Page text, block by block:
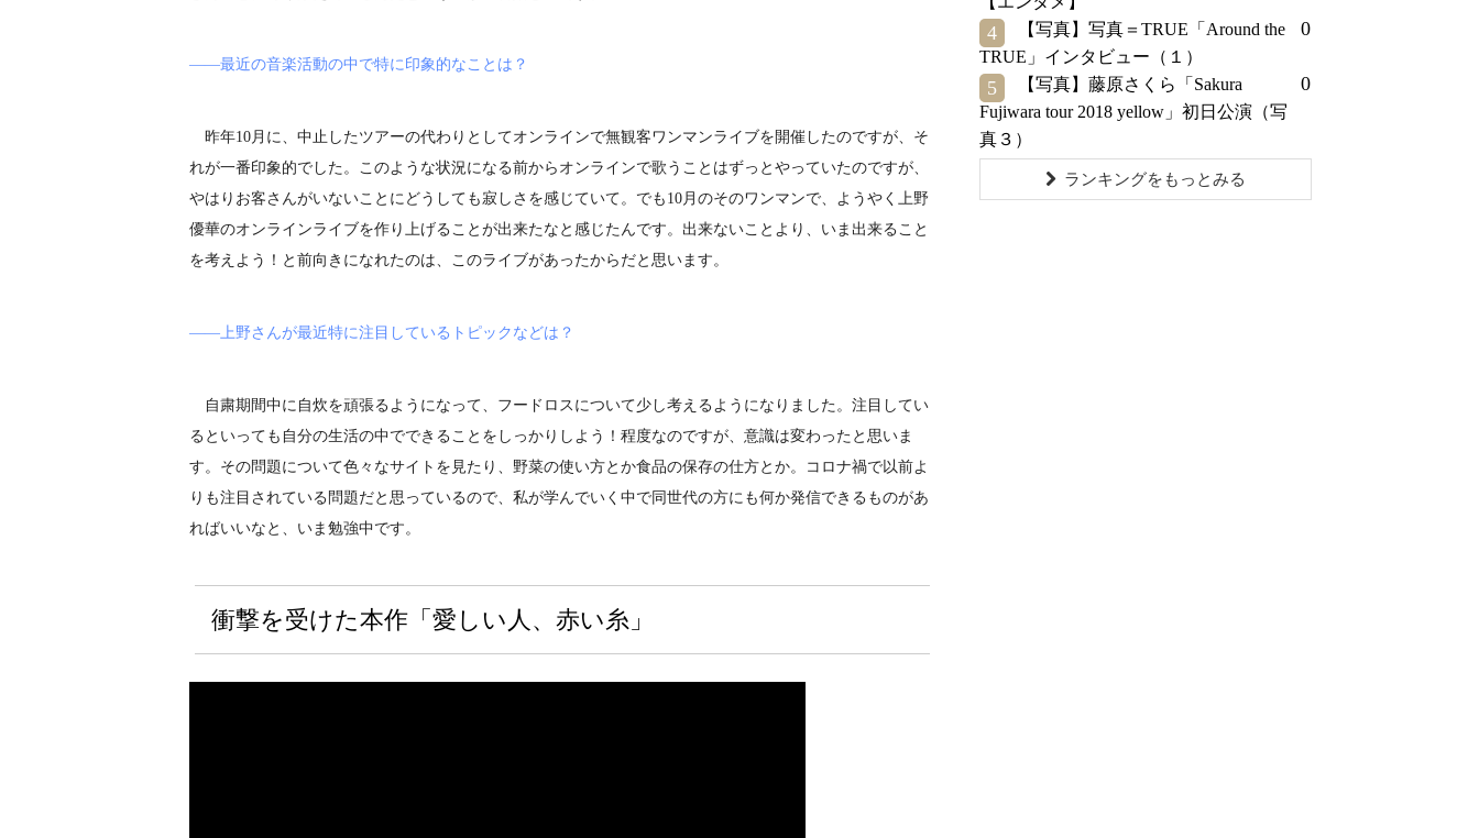
――最近の音楽活動の中で特に印象的なことは？
昨年10月に、中止したツアーの代わりとしてオンラインで無観客ワンマンライブを開催したのですが、そ
れが一番印象的でした。このような状況になる前からオンラインで歌うことはずっとやっていたのですが、
やはりお客さんがいないことにどうしても寂しさを感じていて。でも10月のそのワンマンで、ようやく上野
優華のオンラインライブを作り上げることが出来たなと感じたんです。出来ないことより、いま出来ること
を考えよう！と前向きになれたのは、このライブがあったからだと思います。
――上野さんが最近特に注目しているトピックなどは？
自粛期間中に自炊を頑張るようになって、フードロスについて少し考えるようになりました。注目してい
るといっても自分の生活の中でできることをしっかりしよう！程度なのですが、意識は変わったと思いま
す。その問題について色々なサイトを見たり、野菜の使い方とか食品の保存の仕方とか。コロナ禍で以前よ
りも注目されている問題だと思っているので、私が学んでいく中で同世代の方にも何か発信できるものがあ
ればいいなと、いま勉強中です。
衝撃を受けた本作「愛しい人、赤い糸」
4
【写真】写真＝TRUE「Around the
TRUE」インタビュー（１）
0
5
【写真】藤原さくら「Sakura
Fujiwara tour 2018 yellow」初日公演（写
真３）
0
ランキングをもっとみる